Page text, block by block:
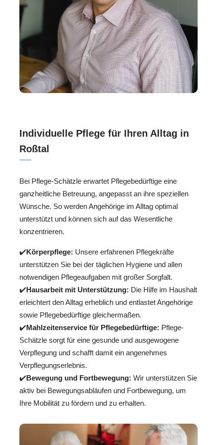
Individuelle Pflege für Ihren Alltag in
Roßtal
Bei Pflege-Schätzle erwartet Pflegebedürftige eine
ganzheitliche Betreuung, angepasst an ihre speziellen
Wünsche. So werden Angehörige im Alltag optimal
unterstützt und können sich auf das Wesentliche
konzentrieren.
✔️Körperpflege: Unsere erfahrenen Pflegekräfte
unterstützen Sie bei der täglichen Hygiene und allen
notwendigen Pflegeaufgaben mit großer Sorgfalt.
✔️Hausarbeit mit Unterstützung: Die Hilfe im Haushalt
erleichtert den Alltag erheblich und entlastet Angehörige
sowie Pflegebedürftige gleichermaßen.
✔️Mahlzeitenservice für Pflegebedürftige: Pflege-
Schätzle sorgt für eine gesunde und ausgewogene
Verpflegung und schafft damit ein angenehmes
Verpflegungserlebnis.
✔️Bewegung und Fortbewegung: Wir unterstützen Sie
aktiv bei Bewegungsabläufen und Fortbewegung, um
Ihre Mobilität zu fördern und zu erhalten.